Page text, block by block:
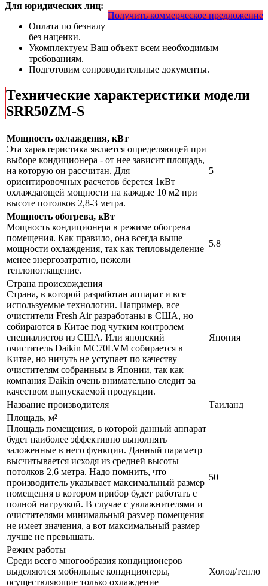
Получить коммерческое предложение
Для юридических лиц:
Оплата по безналу
без наценки.
Укомплектуем Ваш объект всем необходимым
требованиям.
Подготовим сопроводительные документы.
Технические характеристики модели
SRR50ZМ-S
Мощность охлаждения, кВт
Эта характеристика является определяющей при
выборе кондиционера - от нее зависит площадь,
на которую он рассчитан. Для
ориентировочных расчетов берется 1кВт
охлаждающей мощности на каждые 10 м2 при
высоте потолков 2,8-3 метра.
5
Мощность обогрева, кВт
Мощность кондиционера в режиме обогрева
помещения. Как правило, она всегда выше
мощности охлаждения, так как тепловыделение
менее энергозатратно, нежели
теплопоглащение.
5.8
Страна происхождения
Страна, в которой разработан аппарат и все
используемые технологии. Например, все
очистители Fresh Air разработаны в США, но
собираются в Китае под чутким контролем
специалистов из США. Или японский
очиститель Daikin MC70LVM собирается в
Китае, но ничуть не уступает по качеству
очистителям собранным в Японии, так как
компания Daikin очень внимательно следит за
качеством выпускаемой продукции.
Япония
Название производителя
Таиланд
Площадь, м²
Площадь помещения, в которой данный аппарат
будет наиболее эффективно выполнять
заложенные в него функции. Данный параметр
высчитывается исходя из средней высоты
потолков 2,6 метра. Надо помнить, что
производитель указывает максимальный размер
помещения в котором прибор будет работать с
полной нагрузкой. В случае с увлажнителями и
очистителями минимальный размер помещения
не имеет значения, а вот максимальный размер
лучше не превышать.
50
Режим работы
Среди всего многообразия кондиционеров
выделяются мобильные кондиционеры,
осуществляющие только охлаждение
Холод/тепло